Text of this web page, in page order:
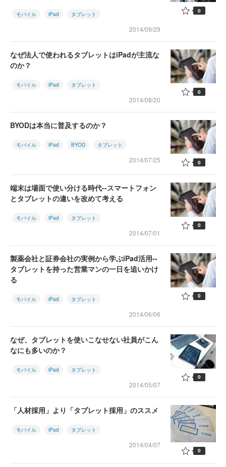
モバイル iPad タブレット
2014/09/29
0
なぜ法人で使われるタブレットはiPadが主流な
のか？
モバイル iPad タブレット
2014/08/20
0
BYODは本当に普及するのか？
モバイル iPad BYOD タブレット
2014/07/25 0
端末は場面で使い分ける時代--スマートフォン
とタブレットの違いを改めて考える
モバイル iPad タブレット
2014/07/01
0
製薬会社と証券会社の実例から学ぶiPad活用--
タブレットを持った営業マンの一日を追いかけ
る
モバイル iPad タブレット
2014/06/06
0
なぜ、タブレットを使いこなせない社員がこん
なにも多いのか？
モバイル iPad タブレット
2014/05/07
0
「人材採用」より「タブレット採用」のススメ
モバイル iPad タブレット
2014/04/07
0